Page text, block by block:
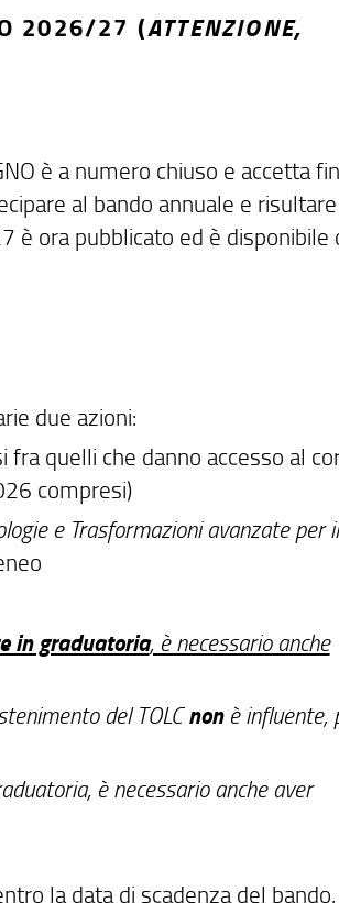
2026/27 (ATTENZIONE,
è a numero chiuso e accetta
al bando annuale e
è ora pubblicato ed è
due azioni:
fra quelli che danno accesso al
compresi)
e Trasformazioni avanzate per il
in graduatoria, è necessario anche
del TOLCnonè influente,
è necessario anche aver
la data di scadenza del bando,